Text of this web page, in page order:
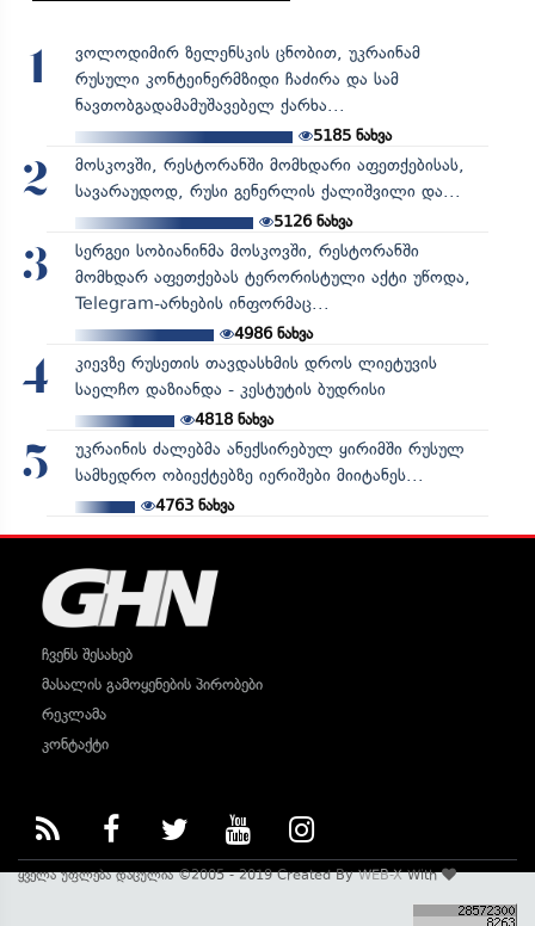
1
ვოლოდიმირ ზელენსკის ცნობით, უკრაინამ
რუსული კონტეინერმზიდი ჩაძირა და სამ
ნავთობგადამამუშავებელ ქარხა...
5185 ნახვა
2
მოსკოვში, რესტორანში მომხდარი აფეთქებისას,
სავარაუდოდ, რუსი გენერლის ქალიშვილი და...
5126ნახვა
3
სერგეი სობიანინმა მოსკოვში, რესტორანში
მომხდარ აფეთქებას ტერორისტული აქტი უწოდა,
Telegram-არხების ინფორმაც...
4986ნახვა
4
კიევზე რუსეთის თავდასხმის დროს ლიეტუვის
საელჩო დაზიანდა - კესტუტის ბუდრისი
4818ნახვა
5
უკრაინის ძალებმა ანექსირებულ ყირიმში რუსულ
სამხედრო ობიექტებზე იერიშები მიიტანეს...
4763ნახვა
ჩვენს შესახებ
მასალის გამოყენების პირობები
რეკლამა
კონტაქტი
ყველა უფლება დაცულია ©2005 - 2019 Created ByWEB-XWith